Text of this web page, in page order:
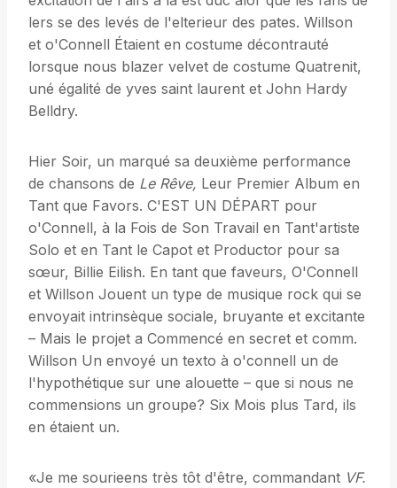
lers se des levés de l'elterieur des pates. Willson
et o'Connell Étaient en costume décontrauté
lorsque nous blazer velvet de costume Quatrenit,
uné égalité de yves saint laurent et John Hardy
Belldry.
Hier Soir, un marqué sa deuxième performance
de chansons de Le Rêve, Leur Premier Album en
Tant que Favors. C'EST UN DÉPART pour
o'Connell, à la Fois de Son Travail en Tant'artiste
Solo et en Tant le Capot et Productor pour sa
sœur, Billie Eilish. En tant que faveurs, O'Connell
et Willson Jouent un type de musique rock qui se
envoyait intrinsèque sociale, bruyante et excitante
– Mais le projet a Commencé en secret et comm.
Willson Un envoyé un texto à o'connell un de
l'hypothétique sur une alouette – que si nous ne
commensions un groupe? Six Mois plus Tard, ils
en étaient un.
«Je me sourieens très tôt d'être, commandant VF.